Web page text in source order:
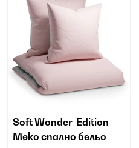
Soft Wonder-Edition
Меко спално бельо